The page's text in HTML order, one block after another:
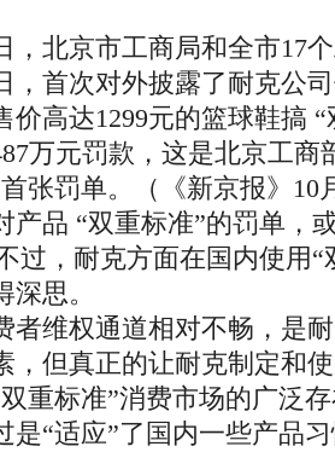
，北京市工商局和全市17
，首次对外披露了耐克公
价高达1299元的篮球鞋搞
万元罚款，这是北京工商
张罚单。（《新京报》10
品 “双重标准”的罚单，
过，耐克方面在国内使用
思。
维权通道相对不畅，是耐
，但真正的让耐克制定和
重标准”消费市场的广泛
是“适应”了国内一些产品